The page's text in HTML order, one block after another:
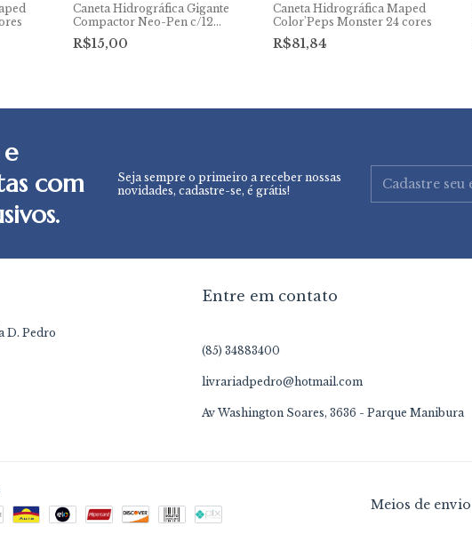
Caneta Hidrográfica Gigante
Compactor Neo-Pen c/12
cores
R$15,00
Caneta Hidrográfica Maped
Color'Peps Monster 24 cores
R$81,84
com
Seja sempre o primeiro a receber nossas
novidades, cadastre-se, é grátis!
D. Pedro
Entre em contato
(85) 34883400
livrariadpedro@hotmail.com
Av Washington Soares, 3636 - Parque Manibura
Meios de envio